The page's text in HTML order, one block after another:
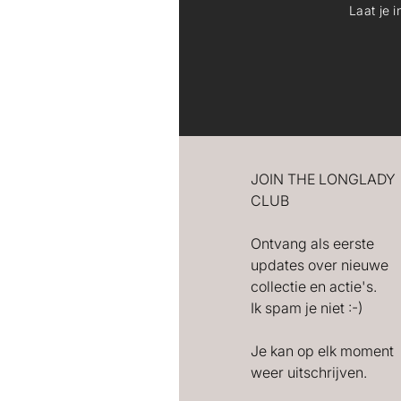
Laat je
JOIN THE LONGLADY
CLUB
Ontvang als eerste
updates over nieuwe
collectie en actie's.
Ik spam je niet :-)
Je kan op elk moment
weer uitschrijven.